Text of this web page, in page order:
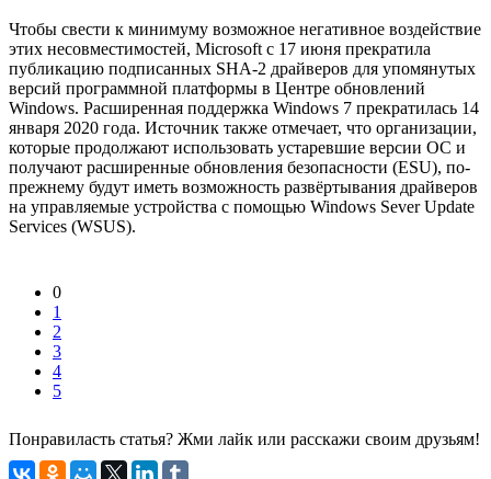
Чтобы свести к минимуму возможное негативное воздействие
этих несовместимостей, Microsoft с 17 июня прекратила
публикацию подписанных SHA-2 драйверов для упомянутых
версий программной платформы в Центре обновлений
Windows. Расширенная поддержка Windows 7 прекратилась 14
января 2020 года. Источник также отмечает, что организации,
которые продолжают использовать устаревшие версии ОС и
получают расширенные обновления безопасности (ESU), по-
прежнему будут иметь возможность развёртывания драйверов
на управляемые устройства с помощью Windows Sever Update
Services (WSUS).
0
1
2
3
4
5
Понравиласть статья? Жми лайк или расскажи своим друзьям!